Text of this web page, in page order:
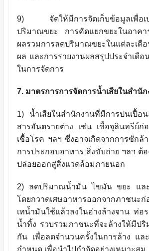
9) จัดให้มีการจัดเก็บข้อมูลเพื่อเป
ปริมาณขยะ การคัดแยกขยะในอาค
ผลรวมการลดปริมาณขยะในแต่ละเดือ
ผล และการรายงานผลสรุปประจำเดือ
ในการจัดการ
7. มาตรการการจัดการน้ำเสียในสำนั
1) น้ำเสียในสำนักงานที่มีการปนเปื้อ
สารอันตรายต่าง เช่น เชื้อจุลินทรีย์ก่
เชื้อโรค ฯลฯ ซึ่งอาจเกิดจากการซักล้
การประกอบอาหาร สิ่งขับถ่าย ฯลฯ ต้
ปล่อยออกสู่สิ่งแวดล้อมภายนอก
2) ลดปริมาณน้ำมัน ไขมัน ขยะ และ
โดยกวาดเศษอาหารออกจากภาชนะ
เทน้ำมันใช้แล้วลงในอ่างล้างจาน ท่อ
น้ำทิ้ง รวบรวมภาชนะที่จะล้างให้มีป
กัน เพื่อลดจำนวนครั้งในการล้าง แล
กำหนด เพื่อนำไปกำจัดอย่างเหมาะสม